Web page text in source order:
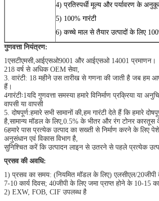
4) प्रतिस्पर्धी मूल्य और पर्यावरण के
5) 100% गारंटी
6) कच्चे माल से तैयार उत्पादों के लिए
गुणवत्ता नियंत्रण:
1एसटीएमसी,आईएसओ9001 और आईएसओ 14001 प्रमाणन।
218 वर्ष से अधिक OEM सेवा,
3. वारंटी: 18 महीने उस तारीख से गणना की जाती है जब हम
हैं।
4गारंटीः1यदि गुणवत्ता समस्या हमारे विनिर्माण प्रक्रिया या
वापसी या वापसी
5. दोषपूर्ण:हमारे सभी सामानों की,हम गारंटी देते हैं कि हमारे
है,सामान्य मॉडल के लिए,0.5% के भीतर और रंग टोनर कारतूस
6हमारे पास प्रत्येक उत्पाद का सख्ती से निर्माण करने के लिए
अनुसंधान एवं विकास विभाग है,
सुनिश्चित करें कि उत्पादन लाइन से उतरने से पहले प्रत्येक
प्रसव की अवधि:
1) प्रसव का समय: (नियमित मॉडल के लिए) एलसीएल/20जीपी
7-10 कार्य दिवस; 40जीपी के लिए जमा प्राप्त होने के 10-15
2) EXW, FOB, CIF उपलब्ध है